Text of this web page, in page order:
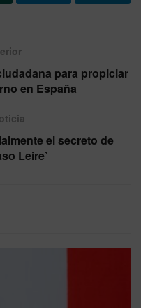
para propiciar
en España
el secreto de
Leire’